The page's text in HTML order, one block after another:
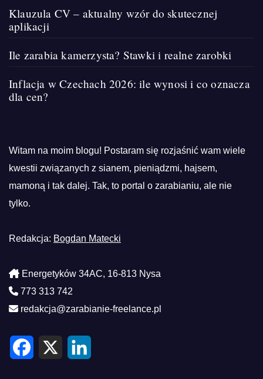
Klauzula CV – aktualny wzór do skutecznej
aplikacji
Ile zarabia kamerzysta? Stawki i realne zarobki
Inflacja w Czechach 2026: ile wynosi i co oznacza
dla cen?
Witam na moim blogu! Postaram się rozjaśnić wam wiele
kwestii związanych z sianem, pieniądzmi, hajsem,
mamoną i tak dalej. Tak, to portal o zarabianiu, ale nie
tylko.
Redakcja: Bogdan Matecki
Energetyków 34AC, 16-813 Nysa
773 313 742
redakcja@zarabianie-freelance.pl
F
X